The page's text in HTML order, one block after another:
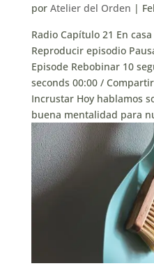
por Atelier del Orden |
Radio Capítulo 21 En
Reproducir episodio
Episode Rebobinar 10
seconds 00:00 /
Incrustar Hoy hablamos
buena mentalidad para